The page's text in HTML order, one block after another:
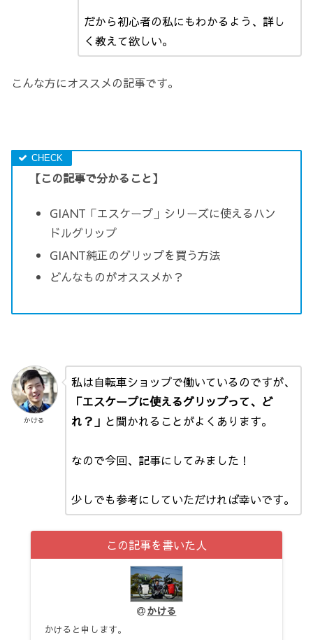
だから初心者の私にもわかるよう、詳し
く教えて欲しい。
こんな方にオススメの記事です。
【この記事で分かること】
GIANT「エスケープ」シリーズに使えるハン
ドルグリップ
GIANT純正のグリップを買う方法
どんなものがオススメか？
かける
私は自転車ショップで働いているのですが、
「エスケープに使えるグリップって、ど
れ？」 と聞かれることがよくあります。
なので今回、記事にしてみました！
少しでも参考にしていただければ幸いです。
この記事を書いた人
かける
かけると申します。